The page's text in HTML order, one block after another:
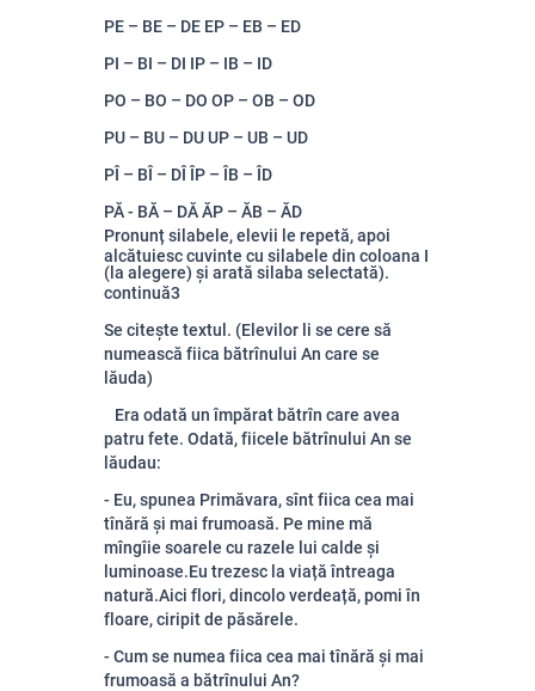
PE – BE – DE EP – EB – ED
PI – BI – DI IP – IB – ID
PO – BO – DO OP – OB – OD
PU – BU – DU UP – UB – UD
PÎ – BÎ – DÎ ÎP – ÎB – ÎD
PĂ - BĂ – DĂ ĂP – ĂB – ĂD
Pronunț silabele, elevii le repetă, apoi
alcătuiesc cuvinte cu silabele din coloana I
(la alegere) și arată silaba selectată).
continuă3
Se citește textul. (Elevilor li se cere să
numească fiica bătrînului An care se
lăuda)
Era odată un împărat bătrîn care avea
patru fete. Odată, fiicele bătrînului An se
lăudau:
- Eu, spunea Primăvara, sînt fiica cea mai
tînără și mai frumoasă. Pe mine mă
mîngîie soarele cu razele lui calde și
luminoase.Eu trezesc la viață întreaga
natură.Aici flori, dincolo verdeață, pomi în
floare, ciripit de păsărele.
- Cum se numea fiica cea mai tînără și mai
frumoasă a bătrînului An?